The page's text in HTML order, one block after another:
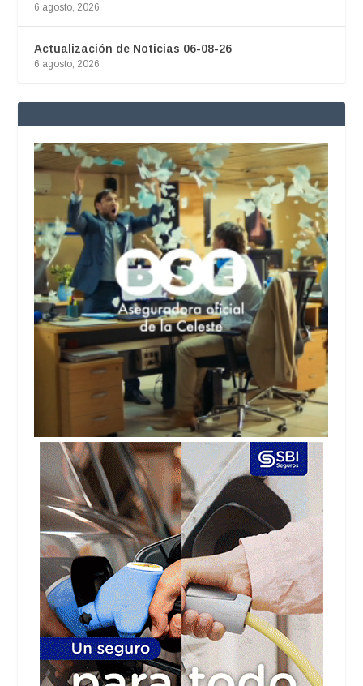
6 agosto, 2026
Actualización de Noticias 06-08-26
6 agosto, 2026